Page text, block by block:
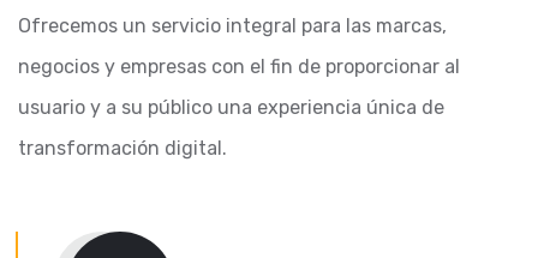
Ofrecemos un servicio integral para las marcas,
negocios y empresas con el fin de proporcionar al
usuario y a su público una experiencia única de
transformación digital.